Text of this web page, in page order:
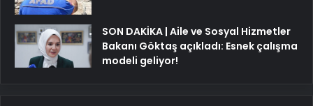
SON DAKİKA | Aile ve Sosyal Hizmetler
Bakanı Göktaş açıkladı: Esnek çalışma
modeli geliyor!